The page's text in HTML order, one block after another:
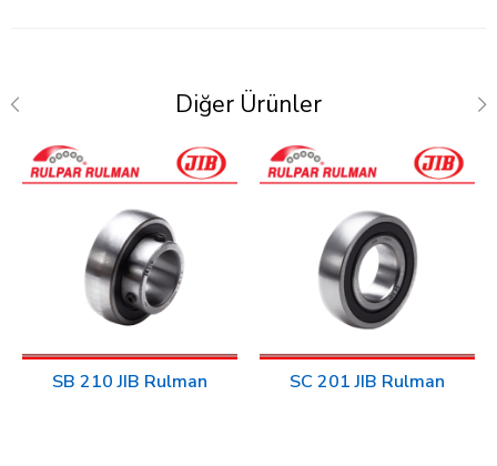
Diğer Ürünler
SB 210 JIB Rulman SC 201 JIB Rulman